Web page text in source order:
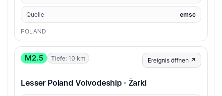
Quelle emsc
POLAND
M2.5 Tiefe: 10 km Ereignis öffnen ↗
Lesser Poland Voivodeship · Żarki